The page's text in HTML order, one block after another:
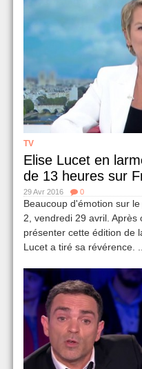
TV
Elise Lucet en
de 13 heures sur
29 Avr 2016 0
Beaucoup d'émotion sur
2, vendredi 29 avril. Après
présenter cette édition de
Lucet a tiré sa révérence. ...